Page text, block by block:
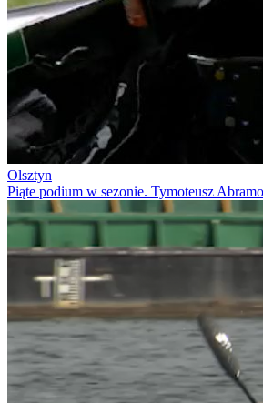
Olsztyn
Piąte podium w sezonie. Tymoteusz